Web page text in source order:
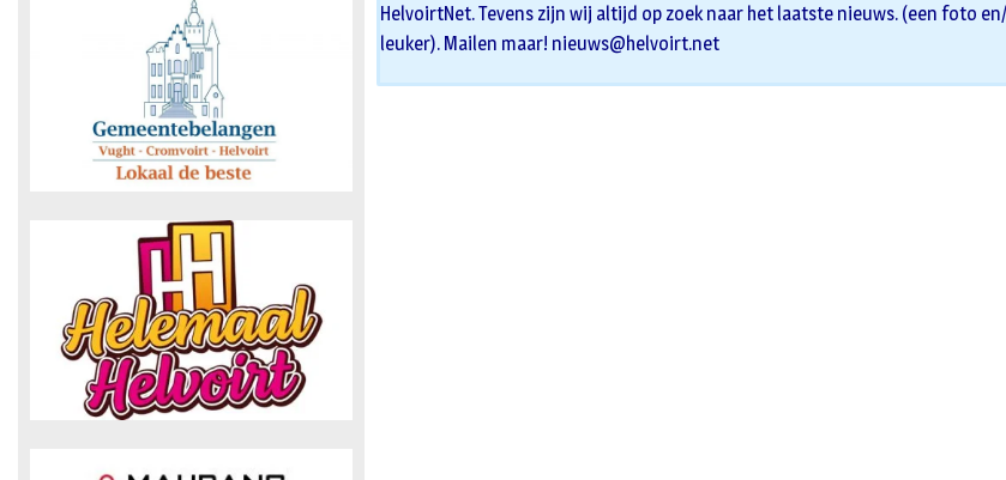
HelvoirtNet. Tevens zijn wij altijd op zoek naar het laatste nieuws. (een foto
leuker). Mailen maar! nieuws@helvoirt.net